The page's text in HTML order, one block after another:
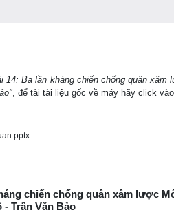
14: Ba lần kháng chiến chống quân xâm
, để tải tài liệu gốc về máy hãy click
chiến chống quân xâm lược
Trần Văn Bảo